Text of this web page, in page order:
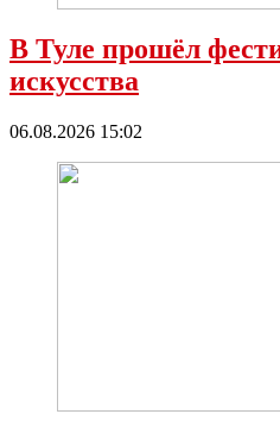
В Туле прошёл
искусства
06.08.2026 15:02